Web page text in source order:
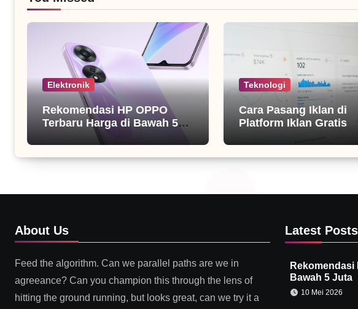
Elektronik
Rekomendasi HP OPPO
Terbaru Harga di Bawah 5
Teknologi
Cara Pasang Iklan di
Platform Iklan Gratis
About Us
Feed the algorithm. Can we parallel paths are we in
agreeance? Can you champion this through the lens of
hitting the ground running, but looks great, can we try it a
Latest Posts
Rekomendasi
Bawah 5 Juta
10 Mei 2026